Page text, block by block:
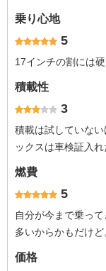
乗り心地
5
17インチの割には
積載性
3
積載は試していな
ックスは車検証入
燃費
5
自分が今まで乗っ
多いからかもだけど
価格